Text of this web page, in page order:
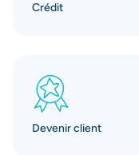
Crédit
Devenir client